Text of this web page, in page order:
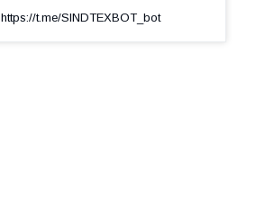
https://t.me/SINDTEXBOT_bot